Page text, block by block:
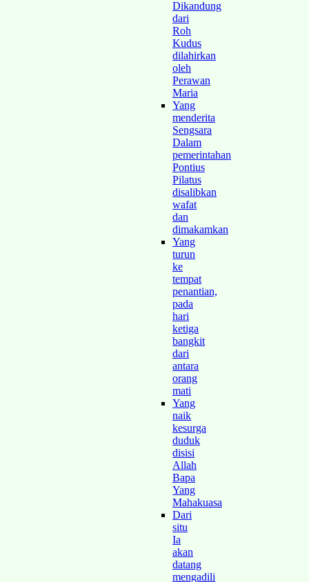
Dikandung
dari
Roh
Kudus
dilahirkan
oleh
Perawan
Maria
Yang
menderita
Sengsara
Dalam
pemerintahan
Pontius
Pilatus
disalibkan
wafat
dan
dimakamkan
Yang
turun
ke
tempat
penantian,
pada
hari
ketiga
bangkit
dari
antara
orang
mati
Yang
naik
kesurga
duduk
disisi
Allah
Bapa
Yang
Mahakuasa
Dari
situ
Ia
akan
datang
mengadili